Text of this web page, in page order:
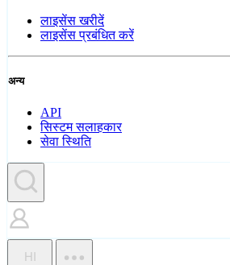
लाइसेंस खरीदें
लाइसेंस प्रबंधित करें
अन्य
API
सिस्टम सलाहकार
सेवा स्थिति
HI